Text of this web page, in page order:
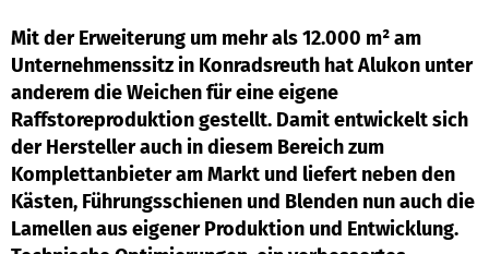
Mit der Erweiterung um mehr als 12.000 m² am
Unternehmenssitz in Konradsreuth hat Alukon unter
anderem die Weichen für eine eigene
Raffstoreproduktion gestellt. Damit entwickelt sich
der Hersteller auch in diesem Bereich zum
Komplettanbieter am Markt und liefert neben den
Kästen, Führungsschienen und Blenden nun auch die
Lamellen aus eigener Produktion und Entwicklung.